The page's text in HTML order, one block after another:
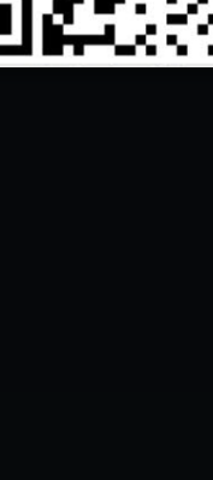
Ngược Dòng Thời Gian
Somewhere in Time